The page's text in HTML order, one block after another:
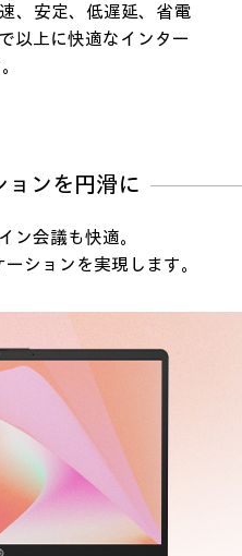
、安定、低遅延、省電
以上に快適なインター
ョンを円滑に
ン会議も快適。
ションを実現します。